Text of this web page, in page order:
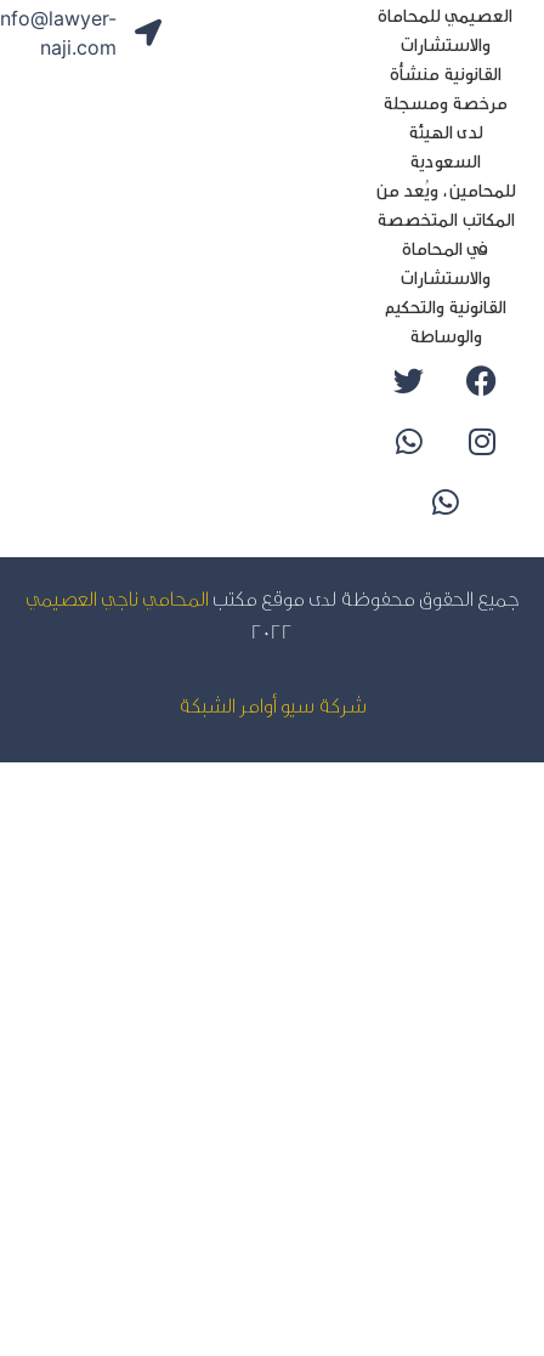
للمحاماة
والاستشارات
القانونية منشأة
ومسجلة
لدى الهيئة
السعودية
ويُعد من
المتخصصة
في المحاماة
والاستشارات
والتحكيم
والوساطة
info@lawyer-
naji.com
الحقوق محفوظة لدى موقع مكتبالمحامي ناجي العصيمي
شركة سيو أوامر الشبكة